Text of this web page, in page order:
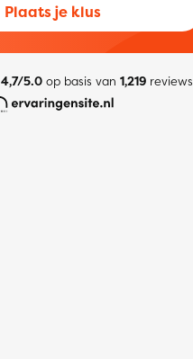
Plaats je klus
4,7/5.0op basis van 1,219reviews